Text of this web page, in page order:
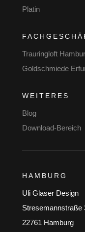
Platin
Trauringloft
Goldschmiede
WEITERES
Blog
Download-Bereich
HAMBURG
Uli Glaser Design
Stresemannstraße
22761 Hamburg